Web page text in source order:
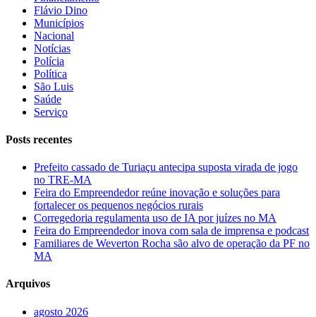
Flávio Dino
Municípios
Nacional
Notícias
Polícia
Política
São Luis
Saúde
Serviço
Posts recentes
Prefeito cassado de Turiaçu antecipa suposta virada de jogo
no TRE-MA
Feira do Empreendedor reúne inovação e soluções para
fortalecer os pequenos negócios rurais
Corregedoria regulamenta uso de IA por juízes no MA
Feira do Empreendedor inova com sala de imprensa e podcast
Familiares de Weverton Rocha são alvo de operação da PF no
MA
Arquivos
agosto 2026